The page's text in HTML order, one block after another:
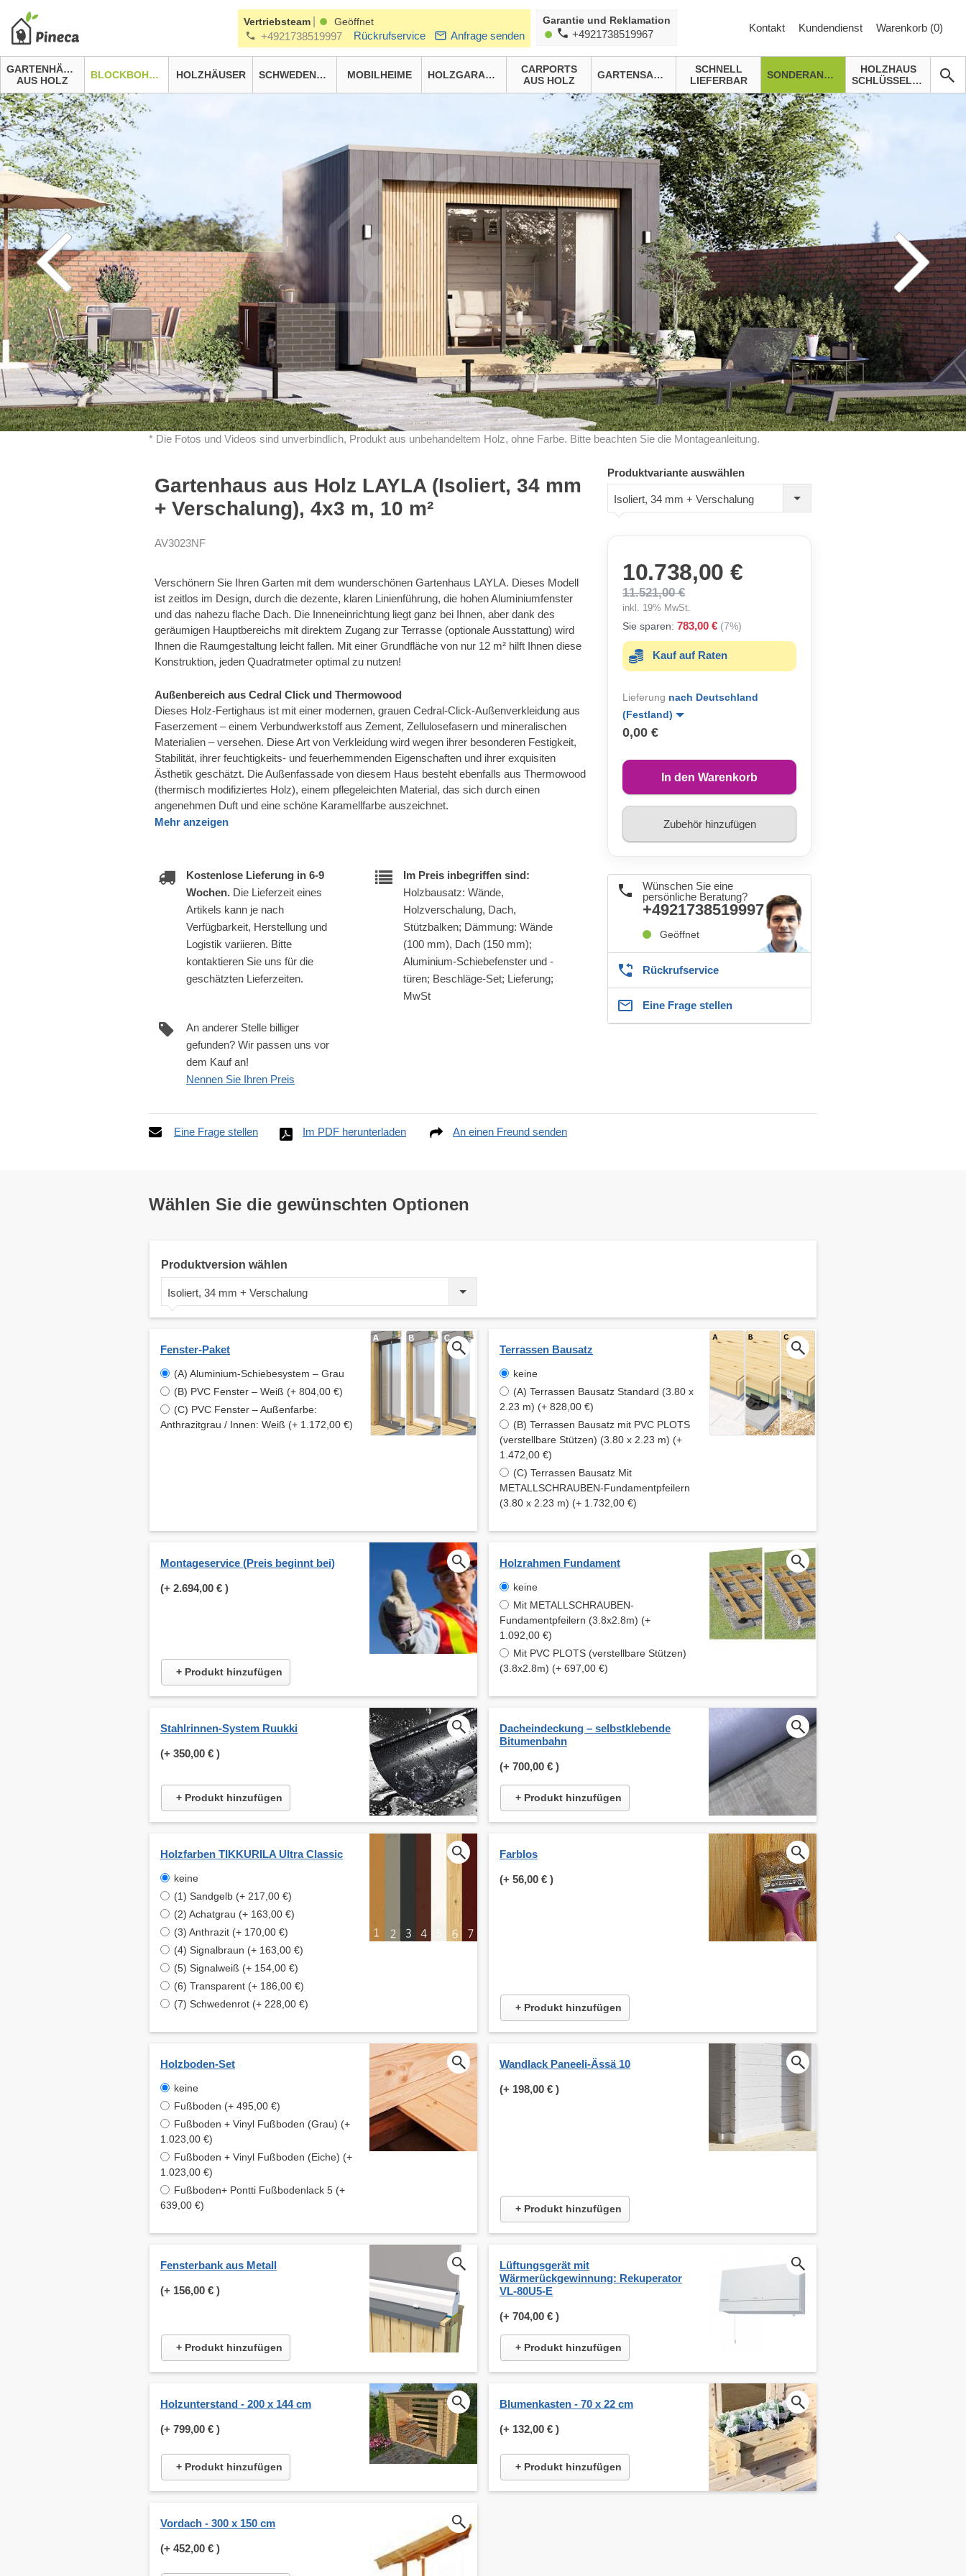
Vertriebsteam Geöffnet
+4921738519997 Rückrufservice Anfrage senden
Garantie und Reklamation
+4921738519967
Kontakt Kundendienst Warenkorb (0)
GARTENHÄUSER
AUS HOLZ
BLOCKBOHLENHÄUSER HOLZHÄUSER SCHWEDENHÄUSER MOBILHEIME HOLZGARAGEN
CARPORTS
AUS HOLZ
GARTENSAUNA
SCHNELL
LIEFERBAR
SONDERANGEBOTE
HOLZHAUS
SCHLÜSSELFERTIG
* Die Fotos und Videos sind unverbindlich, Produkt aus unbehandeltem Holz, ohne Farbe. Bitte beachten Sie die Montageanleitung.
Gartenhaus aus Holz LAYLA (Isoliert, 34 mm
+ Verschalung), 4x3 m, 10 m²
AV3023NF
Verschönern Sie Ihren Garten mit dem wunderschönen Gartenhaus LAYLA. Dieses Modell
ist zeitlos im Design, durch die dezente, klaren Linienführung, die hohen Aluminiumfenster
und das nahezu flache Dach. Die Inneneinrichtung liegt ganz bei Ihnen, aber dank des
geräumigen Hauptbereichs mit direktem Zugang zur Terrasse (optionale Ausstattung) wird
Ihnen die Raumgestaltung leicht fallen. Mit einer Grundfläche von nur 12 m² hilft Ihnen diese
Konstruktion, jeden Quadratmeter optimal zu nutzen!
Außenbereich aus Cedral Click und Thermowood
Dieses Holz-Fertighaus ist mit einer modernen, grauen Cedral-Click-Außenverkleidung aus
Faserzement – einem Verbundwerkstoff aus Zement, Zellulosefasern und mineralischen
Materialien – versehen. Diese Art von Verkleidung wird wegen ihrer besonderen Festigkeit,
Stabilität, ihrer feuchtigkeits- und feuerhemmenden Eigenschaften und ihrer exquisiten
Ästhetik geschätzt. Die Außenfassade von diesem Haus besteht ebenfalls aus Thermowood
(thermisch modifiziertes Holz), einem pflegeleichten Material, das sich durch einen
angenehmen Duft und eine schöne Karamellfarbe auszeichnet.
Mehr anzeigen
Kostenlose Lieferung in 6-9
Wochen. Die Lieferzeit eines
Artikels kann je nach
Verfügbarkeit, Herstellung und
Logistik variieren. Bitte
kontaktieren Sie uns für die
geschätzten Lieferzeiten.
Im Preis inbegriffen sind:
Holzbausatz: Wände,
Holzverschalung, Dach,
Stützbalken; Dämmung: Wände
(100 mm), Dach (150 mm);
Aluminium-Schiebefenster und -
türen; Beschläge-Set; Lieferung;
MwSt
An anderer Stelle billiger
gefunden? Wir passen uns vor
dem Kauf an!
Nennen Sie Ihren Preis
Produktvariante auswählen
Isoliert, 34 mm + Verschalung
10.738,00 €
11.521,00 €
inkl. 19% MwSt.
Sie sparen: 783,00 € (7%)
Kauf auf Raten
Lieferung nach Deutschland
(Festland)
0,00 €
In den Warenkorb
Zubehör hinzufügen
Wünschen Sie eine
persönliche Beratung?
+4921738519997
Geöffnet
Rückrufservice
Eine Frage stellen
Eine Frage stellen Im PDF herunterladen An einen Freund senden
Wählen Sie die gewünschten Optionen
Produktversion wählen
Isoliert, 34 mm + Verschalung
Fenster-Paket
(A) Aluminium-Schiebesystem – Grau
(B) PVC Fenster – Weiß (+ 804,00 €)
(C) PVC Fenster – Außenfarbe:
Anthrazitgrau / Innen: Weiß (+ 1.172,00 €)
Terrassen Bausatz
keine
(A) Terrassen Bausatz Standard (3.80 x
2.23 m) (+ 828,00 €)
(B) Terrassen Bausatz mit PVC PLOTS
(verstellbare Stützen) (3.80 x 2.23 m) (+
1.472,00 €)
(C) Terrassen Bausatz Mit
METALLSCHRAUBEN-Fundamentpfeilern
(3.80 x 2.23 m) (+ 1.732,00 €)
Montageservice (Preis beginnt bei)
(+ 2.694,00 € )
+ Produkt hinzufügen
Holzrahmen Fundament
keine
Mit METALLSCHRAUBEN-
Fundamentpfeilern (3.8x2.8m) (+
1.092,00 €)
Mit PVC PLOTS (verstellbare Stützen)
(3.8x2.8m) (+ 697,00 €)
Stahlrinnen-System Ruukki
(+ 350,00 € )
+ Produkt hinzufügen
Dacheindeckung – selbstklebende
Bitumenbahn
(+ 700,00 € )
+ Produkt hinzufügen
Holzfarben TIKKURILA Ultra Classic
keine
(1) Sandgelb (+ 217,00 €)
(2) Achatgrau (+ 163,00 €)
(3) Anthrazit (+ 170,00 €)
(4) Signalbraun (+ 163,00 €)
(5) Signalweiß (+ 154,00 €)
(6) Transparent (+ 186,00 €)
(7) Schwedenrot (+ 228,00 €)
Farblos
(+ 56,00 € )
+ Produkt hinzufügen
Holzboden-Set
keine
Fußboden (+ 495,00 €)
Fußboden + Vinyl Fußboden (Grau) (+
1.023,00 €)
Fußboden + Vinyl Fußboden (Eiche) (+
1.023,00 €)
Fußboden+ Pontti Fußbodenlack 5 (+
639,00 €)
Wandlack Paneeli-Ässä 10
(+ 198,00 € )
+ Produkt hinzufügen
Fensterbank aus Metall
(+ 156,00 € )
+ Produkt hinzufügen
Lüftungsgerät mit
Wärmerückgewinnung: Rekuperator
VL-80U5-E
(+ 704,00 € )
+ Produkt hinzufügen
Holzunterstand - 200 x 144 cm
(+ 799,00 € )
+ Produkt hinzufügen
Blumenkasten - 70 x 22 cm
(+ 132,00 € )
+ Produkt hinzufügen
Vordach - 300 x 150 cm
(+ 452,00 € )